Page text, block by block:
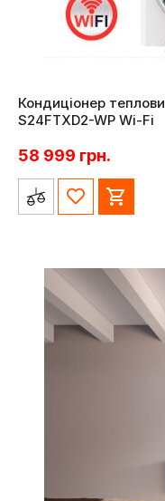
Кондиціонер
S24FTXD2-WP Wi-Fi
58 999 грн.